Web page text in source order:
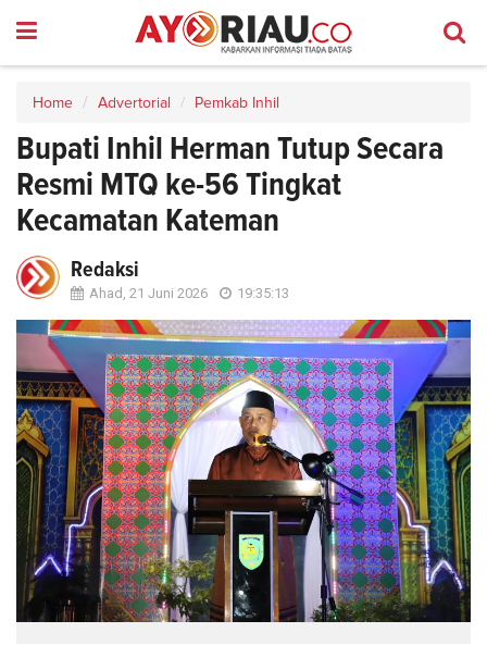
Home Advertorial Pemkab Inhil
Bupati Inhil Herman Tutup Secara
Resmi MTQ ke-56 Tingkat
Kecamatan Kateman
Redaksi
Ahad, 21 Juni 2026 19:35:13